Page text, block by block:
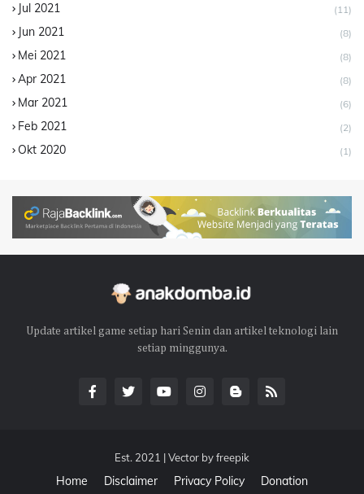
Jul 2021 (11)
Jun 2021 (8)
Mei 2021 (8)
Apr 2021 (8)
Mar 2021 (6)
Feb 2021 (2)
Okt 2020 (1)
Update artikel game setiap hari Senin dan artikel teknologi lain
setiap minggunya.
Est. 2021 | Vector byfreepik
Home Disclaimer Privacy Policy Donation